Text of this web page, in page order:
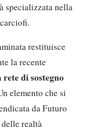
specializzata nella
restituisce
la recente
rete di sostegno
elemento che si
da Futuro
realtà